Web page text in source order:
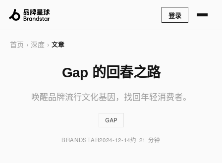
登录
首页 › 深度 › 文章
Gap 的回春之路
唤醒品牌流行文化基因，找回年轻消费者。
GAP
BRANDSTAR2024-12-14约 21 分钟